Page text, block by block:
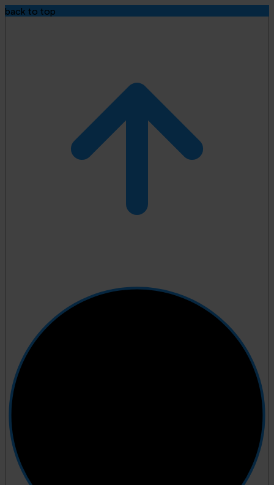
back to top